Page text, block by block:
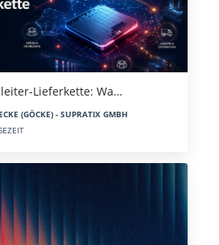
Lieferkette: Wa…
(GÖCKE) - SUPRATIX GMBH